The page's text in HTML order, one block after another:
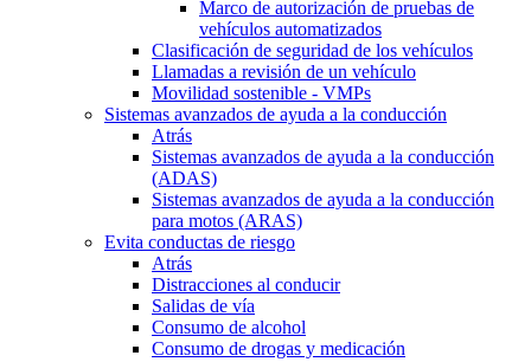
Marco de autorización de pruebas de
vehículos automatizados
Clasificación de seguridad de los vehículos
Llamadas a revisión de un vehículo
Movilidad sostenible - VMPs
Sistemas avanzados de ayuda a la conducción
Atrás
Sistemas avanzados de ayuda a la conducción
(ADAS)
Sistemas avanzados de ayuda a la conducción
para motos (ARAS)
Evita conductas de riesgo
Atrás
Distracciones al conducir
Salidas de vía
Consumo de alcohol
Consumo de drogas y medicación